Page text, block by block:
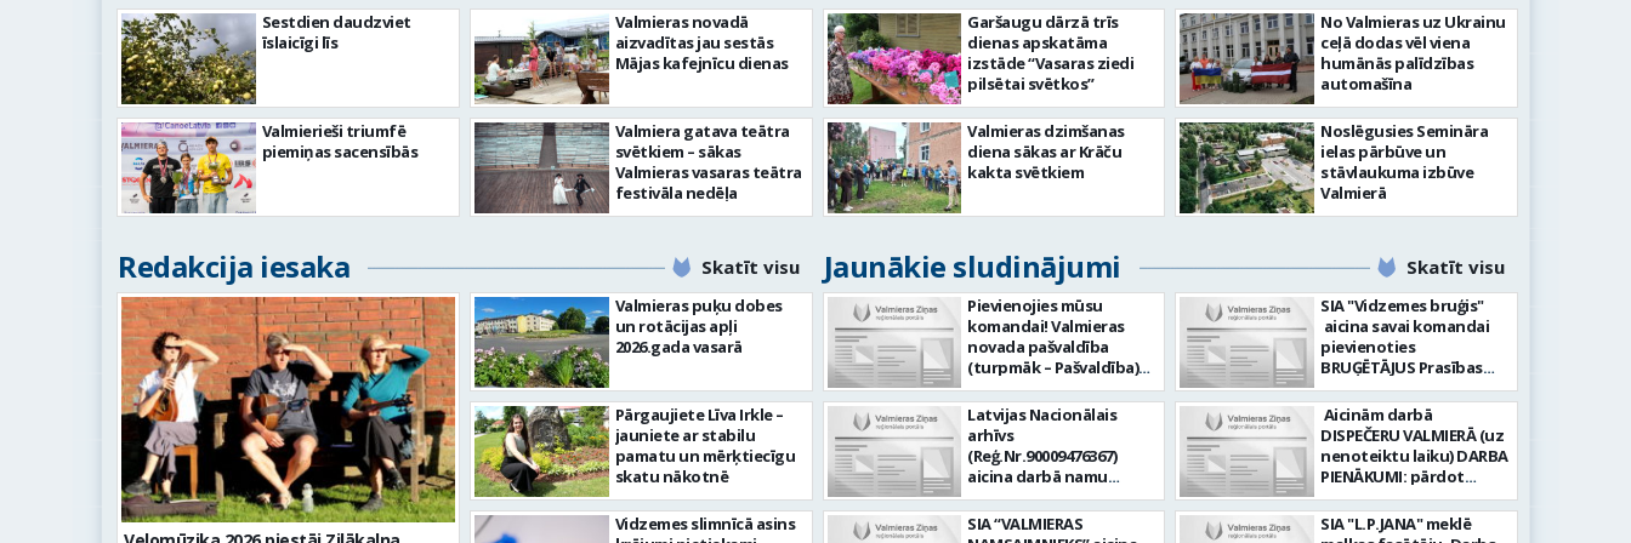
Sestdien daudzviet
īslaicīgi līs
Valmierieši triumfē
piemiņas sacensībās
Valmieras novadā
aizvadītas jau sestās
Mājas kafejnīcu dienas
Valmiera gatava teātra
svētkiem – sākas
Valmieras vasaras teātra
festivāla nedēļa
Garšaugu dārzā trīs
dienas apskatāma
izstāde “Vasaras ziedi
pilsētai svētkos”
Valmieras dzimšanas
diena sākas ar Krāču
kakta svētkiem
slimnīcā
No Valmieras uz Ukrainu
ceļā dodas vēl viena
humānās palīdzības
automašīna
Noslēgusies Semināra
ielas pārbūve un
stāvlaukuma izbūve
Valmierā
Redakcija iesaka Skatīt visu Jaunākie sludinājumi Skatīt visu
Valmieras puķu dobes
un rotācijas apļi
2026.gada vasarā
Pārgaujiete Līva Irkle –
jauniete ar stabilu
pamatu un mērķtiecīgu
skatu nākotnē
Vidzemes slimnīcā asins
Pievienojies mūsu
komandai! Valmieras
novada pašvaldība
(turpmāk – Pašvaldība)
aicina darbā
Informācijas tehnoloģiju
centra (ITC) informācijas
tehnoloģiju
administratoru/-i (uz
vieta: Rūjienas un
Naukšēnu apvienību
Latvijas Nacionālais
arhīvs
(Reģ.Nr.90009476367)
aicina darbā namu
pārzini (uz nenoteiktu
laiku) Valmieras zonālajā
valsts arhīvā Mēs
SIA “VALMIERAS
SIA "Vidzemes bruģis"
aicina savai komandai
pievienoties
BRUĢĒTĀJUS Prasības
pretendentiem: Vēlme
strādāt - augsta
atbildības sajūta pret
darbu, precizitāte;
Pieredze bruģēšanā vai
ceļu būvniecībā. Darba
pienākumi: Bruģakmens
ieklāšana; Ceļu, ielas
Aicinām darbā
DISPEČERU VALMIERĀ (uz
nenoteiktu laiku) DARBA
PIENĀKUMI: pārdot
braukšanas
dokumentus organizēt
un koordinēt autobusu
SIA "L.P.JANA" meklē